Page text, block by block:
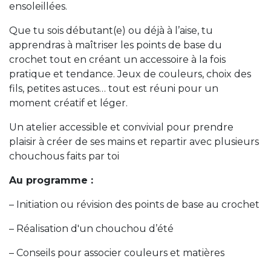
ensoleillées.
Que tu sois débutant(e) ou déjà à l’aise, tu
apprendras à maîtriser les points de base du
crochet tout en créant un accessoire à la fois
pratique et tendance. Jeux de couleurs, choix des
fils, petites astuces… tout est réuni pour un
moment créatif et léger.
Un atelier accessible et convivial pour prendre
plaisir à créer de ses mains et repartir avec plusieurs
chouchous faits par toi
Au programme :
– Initiation ou révision des points de base au crochet
– Réalisation d'un chouchou d’été
– Conseils pour associer couleurs et matières